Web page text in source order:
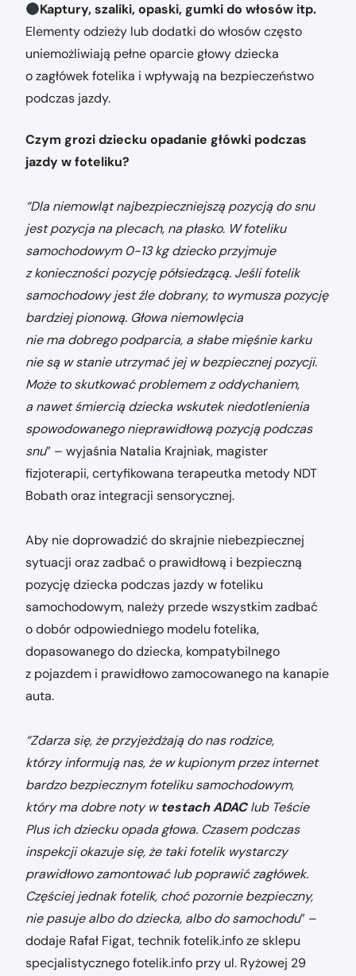
Kaptury, szaliki, opaski, gumki do włosów itp.
Elementy odzieży lub dodatki do włosów często
uniemożliwiają pełne oparcie głowy dziecka
o zagłówek fotelika i wpływają na bezpieczeństwo
podczas jazdy.
Czym grozi dziecku opadanie główki podczas
jazdy w foteliku?
“Dla niemowląt najbezpieczniejszą pozycją do snu
jest pozycja na plecach, na płasko. W foteliku
samochodowym 0-13 kg dziecko przyjmuje
z konieczności pozycję półsiedzącą. Jeśli fotelik
samochodowy jest źle dobrany, to wymusza pozycję
bardziej pionową. Głowa niemowlęcia
nie ma dobrego podparcia, a słabe mięśnie karku
nie są w stanie utrzymać jej w bezpiecznej pozycji.
Może to skutkować problemem z oddychaniem,
a nawet śmiercią dziecka wskutek niedotlenienia
spowodowanego nieprawidłową pozycją podczas
snu” – wyjaśnia Natalia Krajniak, magister
fizjoterapii, certyfikowana terapeutka metody NDT
Bobath oraz integracji sensorycznej.
Aby nie doprowadzić do skrajnie niebezpiecznej
sytuacji oraz zadbać o prawidłową i bezpieczną
pozycję dziecka podczas jazdy w foteliku
samochodowym, należy przede wszystkim zadbać
o dobór odpowiedniego modelu fotelika,
dopasowanego do dziecka, kompatybilnego
z pojazdem i prawidłowo zamocowanego na kanapie
auta.
“Zdarza się, że przyjeżdżają do nas rodzice,
którzy informują nas, że w kupionym przez internet
bardzo bezpiecznym foteliku samochodowym,
który ma dobre noty wtestach ADAClub Teście
Plus ich dziecku opada głowa. Czasem podczas
inspekcji okazuje się, że taki fotelik wystarczy
prawidłowo zamontować lub poprawić zagłówek.
Częściej jednak fotelik, choć pozornie bezpieczny,
nie pasuje albo do dziecka, albo do samochodu” –
dodaje Rafał Figat, technik fotelik.info ze sklepu
specjalistycznego fotelik.info przy ul. Ryżowej 29